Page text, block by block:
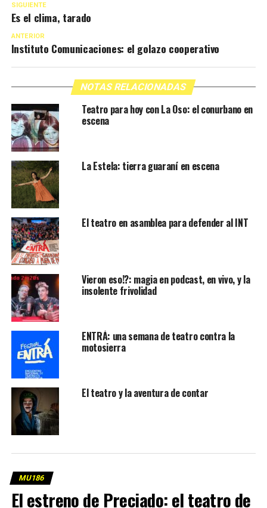
SIGUIENTE
Es el clima, tarado
ANTERIOR
Instituto Comunicaciones: el golazo cooperativo
NOTAS RELACIONADAS
Teatro para hoy con La Oso: el conurbano en
escena
La Estela: tierra guaraní en escena
El teatro en asamblea para defender al INT
Vieron eso!?: magia en podcast, en vivo, y la
insolente frivolidad
ENTRÁ: una semana de teatro contra la
motosierra
El teatro y la aventura de contar
MU186
El estreno de Preciado: el teatro de